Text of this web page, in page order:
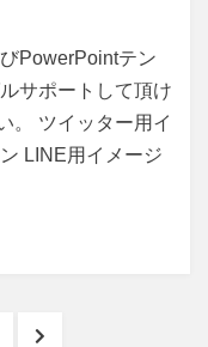
PowerPointテン
サポートして頂け
。 ツイッター用イ
LINE用イメージ
次